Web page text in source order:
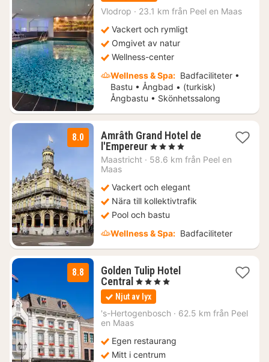
2006
Vlodrop · 23.1 km från Peel en Maas
Vackert och rymligt
Omgivet av natur
Wellness-center
Wellness & Spa: Badfaciliteter •
Bastu • Ångbad • (turkisk)
Ångbastu • Skönhetssalong
8.0
Amrâth Grand Hotel de
l'Empereur1
natt
kr.
, 4 Stjärnor
Maastricht · 58.6 km från Peel en
Maas
Vackert och elegant
Nära till kollektivtrafik
Pool och bastu
Wellness & Spa: Badfaciliteter
8.8
Golden Tulip Hotel
Central 1
natt
från
3607
, 4 Stjärnor
Njut av lyx
's-Hertogenbosch · 62.5 km från Peel
en Maas
Egen restaurang
Mitt i centrum